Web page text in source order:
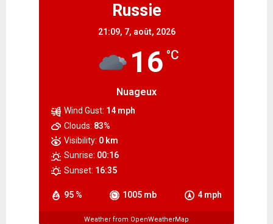
Russie
21:09, 7, août, 2026
16 °C
Nuageux
95 % 1005 mb 4 mph
Wind Gust: 14 mph
Clouds: 83%
Visibility: 0 km
Sunrise: 00:16
Sunset: 16:35
Weather from OpenWeatherMap